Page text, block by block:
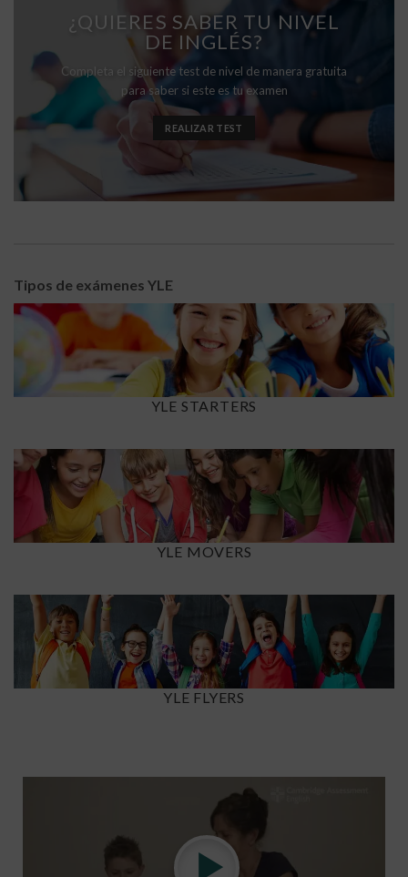
¿QUIERES SABER TU NIVEL
DE INGLÉS?
Completa el siguiente test de nivel de manera gratuita
para saber si este es tu examen
REALIZAR TEST
Tipos de exámenes YLE
YLE STARTERS
YLE MOVERS
YLE FLYERS